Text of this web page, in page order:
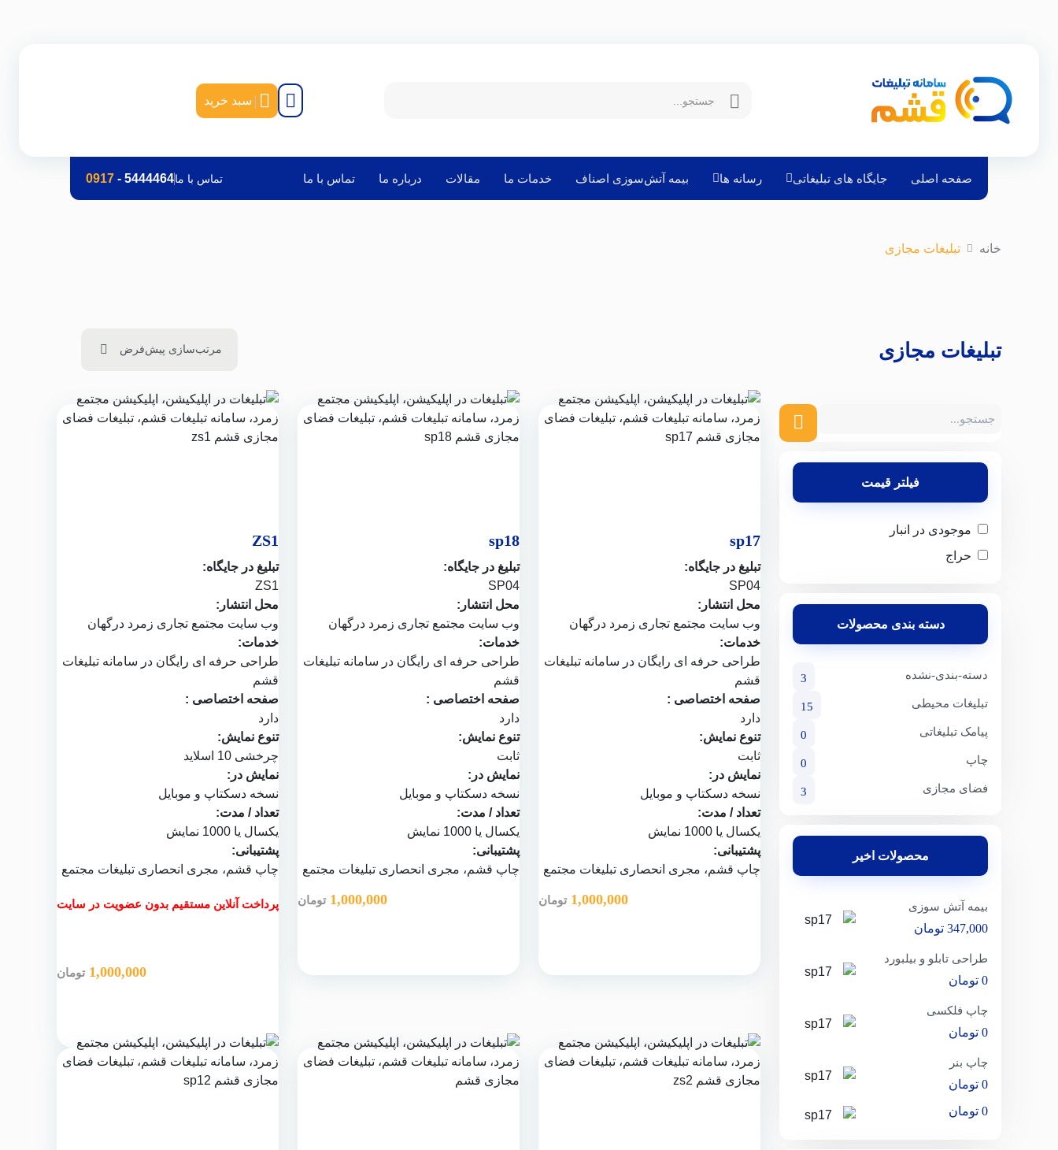
| سبد خرید
صفحه اصلی جایگاه های تبلیغاتی رسانه ها بیمه آتش‌سوزی اصناف خدمات ما مقالات درباره ما تماس با ما تماس با ما5444464
-
0917
خانه تبلیغات مجازی
تبلیغات مجازی مرتب‌سازی پیش‌فرض
فیلتر قیمت
موجودی در انبار
حراج
دسته بندی محصولات
دسته-بندی-نشده
3
تبلیغات محیطی
15
پیامک تبلیغاتی
0
چاپ
0
فضای مجازی
3
محصولات اخیر
بیمه آتش سوزی
347,000 تومان
طراحی تابلو و بیلبورد
0 تومان
چاپ فلکسی
0 تومان
چاپ بنر
0 تومان
0 تومان
sp17
تبلیغ در جایگاه:
SP04
محل انتشار:
وب سایت مجتمع تجاری زمرد درگهان
خدمات:
طراحی حرفه ای رایگان در سامانه تبلیغات
قشم
صفحه اختصاصی :
دارد
تنوع نمایش:
ثابت
نمایش در:
نسخه دسکتاپ و موبایل
تعداد / مدت:
یکسال یا 1000 نمایش
پشتیبانی:
چاپ قشم، مجری انحصاری تبلیغات مجتمع
1,000,000 تومان
sp18
تبلیغ در جایگاه:
SP04
محل انتشار:
وب سایت مجتمع تجاری زمرد درگهان
خدمات:
طراحی حرفه ای رایگان در سامانه تبلیغات
قشم
صفحه اختصاصی :
دارد
تنوع نمایش:
ثابت
نمایش در:
نسخه دسکتاپ و موبایل
تعداد / مدت:
یکسال یا 1000 نمایش
پشتیبانی:
چاپ قشم، مجری انحصاری تبلیغات مجتمع
1,000,000 تومان
ZS1
تبلیغ در جایگاه:
ZS1
محل انتشار:
وب سایت مجتمع تجاری زمرد درگهان
خدمات:
طراحی حرفه ای رایگان در سامانه تبلیغات
قشم
صفحه اختصاصی :
دارد
تنوع نمایش:
چرخشی 10 اسلاید
نمایش در:
نسخه دسکتاپ و موبایل
تعداد / مدت:
یکسال یا 1000 نمایش
پشتیبانی:
چاپ قشم، مجری انحصاری تبلیغات مجتمع
پرداخت آنلاین مستقیم بدون عضویت در سایت
1,000,000 تومان